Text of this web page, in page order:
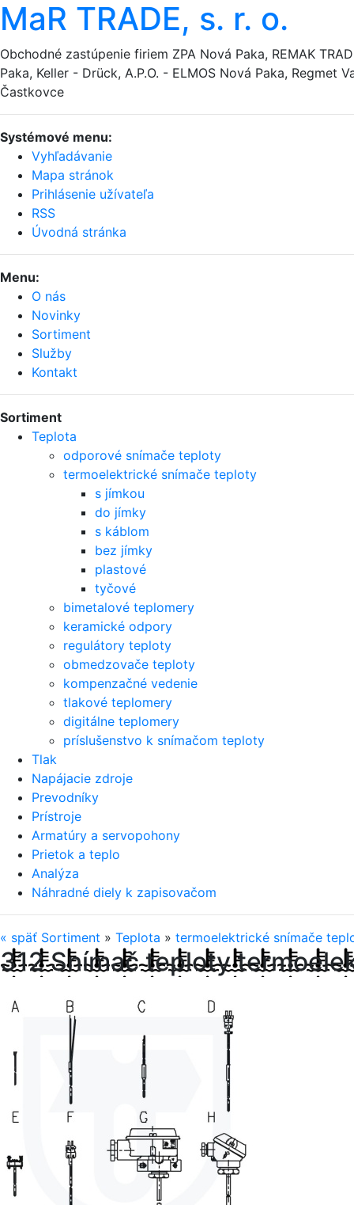
MaR TRADE, s. r. o.
Obchodné zastúpenie firiem ZPA Nová Paka, REMAK
Paka, Keller - Drück, A.P.O. - ELMOS Nová Paka, Regmet
Častkovce
Systémové menu:
Vyhľadávanie
Mapa stránok
Prihlásenie užívateľa
RSS
Úvodná stránka
Menu:
O nás
Novinky
Sortiment
Služby
Kontakt
Sortiment
Teplota
odporové snímače teploty
termoelektrické snímače teploty
s jímkou
do jímky
s káblom
bez jímky
plastové
tyčové
bimetalové teplomery
keramické odpory
regulátory teploty
obmedzovače teploty
kompenzačné vedenie
tlakové teplomery
digitálne teplomery
príslušenstvo k snímačom teploty
Tlak
Napájacie zdroje
Prevodníky
Prístroje
Armatúry a servopohony
Prietok a teplo
Analýza
Náhradné diely k zapisovačom
« späť Sortiment » Teplota » termoelektrické snímače
312 Snímač teploty